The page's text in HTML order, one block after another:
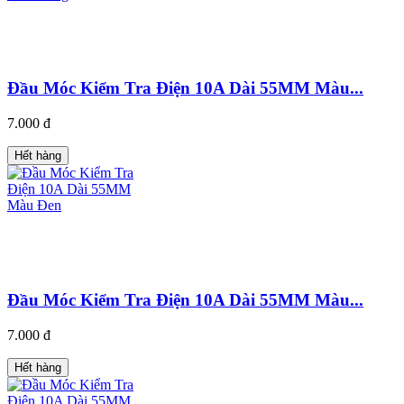
Đầu Móc Kiểm Tra Điện 10A Dài 55MM Màu...
7.000 đ
Hết hàng
Đầu Móc Kiểm Tra Điện 10A Dài 55MM Màu...
7.000 đ
Hết hàng